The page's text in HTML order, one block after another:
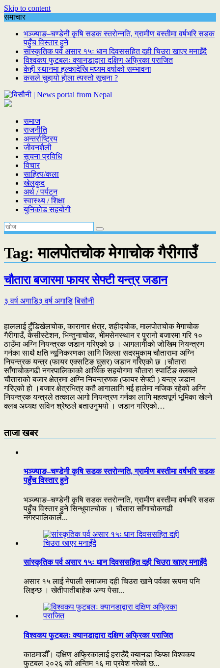
Skip to content
समाचार
भञ्ज्याङ–चण्डेनी कृषि सडक स्तरोन्नति, ग्रामीण बस्तीमा वर्षभरि सडक
पहुँच विस्तार हुने
सांस्कृतिक पर्व असार १५ः धान दिवससहित दही चिउरा खाएर मनाइँदै
विश्वकप फुटबलः क्यानडाद्वारा दक्षिण अफ्रिका पराजित
केही स्थानमा हल्कादेखि मध्यम वर्षाको सम्भावना
कसले चुहायो होला त्यस्तो सूचना ?
समाज
राजनीति
अन्तर्राष्ट्रिय
जीवनशैली
सूचना प्रविधि
विचार
साहित्य/कला
खेलकुद
अर्थ / पर्यटन
स्वास्थ्य / शिक्षा
युनिकोड सहयोगी
Tag:मालपोतचोक मेगाचोक गैरीगाउँ
चौतारा बजारमा फायर सेफ्टी यन्त्र जडान
३ वर्ष अगाडि३ वर्ष अगाडि बिसौनी
हाललाई टुँडिखेलचोक, कारागार क्षेत्र, शहीदचोक, मालपोतचोक मेगाचोक
गैरीगाउँ, केसीस्टेशन, भिन्तुनाचोक, भीमसेनस्थान र पुरानो बजारमा गरि १०
ठाउँमा अग्नि नियन्त्रक जडान गरिएको छ । आगलागीको जोखिम नियन्त्रण
गर्नका साथै क्षति न्यूनिकरणका लागि जिल्ला सदरमुकाम चौतारामा अग्नि
नियन्त्रक यन्त्र (फायर एक्सटिङ घुसर) जडान गरिएको छ ।चौतारा
साँगाचोकगढी नगरपालिकाको आर्थिक सहयोगमा चौतारा स्पार्टिङ क्लबले
चौताराको बजार क्षेत्रमा अग्नि नियन्त्रणक (फायर सेफ्टी ) यन्त्र जडान
गरिएको हो ।बजार क्षेत्रभित्र कतै आगालागि भई हालेमा नजिक रहेको अग्नि
नियन्त्रक यन्त्रले तत्काल आगो नियन्त्रण गर्नका लागि महत्वपूर्ण भूमिका खेल्ने
क्लब अध्यक्ष सविन श्रेष्ठले बताउनुभयो । जडान गरिएको…
ताजा खबर
भञ्ज्याङ–चण्डेनी कृषि सडक स्तरोन्नति, ग्रामीण बस्तीमा वर्षभरि सडक
पहुँच विस्तार हुने
भञ्ज्याङ–चण्डेनी कृषि सडक स्तरोन्नति, ग्रामीण बस्तीमा वर्षभरि सडक
पहुँच विस्तार हुने सिन्धुपाल्चोक । चौतारा साँगाचोकगढी
नगरपालिकाले...
सांस्कृतिक पर्व असार १५ः धान दिवससहित दही चिउरा खाएर मनाइँदै
असार १५ लाई नेपाली समाजमा दही चिउरा खाने पर्वका रूपमा पनि
लिइन्छ । खेतीपातीबाहेक अन्य पेसा...
विश्वकप फुटबलः क्यानडाद्वारा दक्षिण अफ्रिका पराजित
काठमाडौँ। दक्षिण अफ्रिकालाई हराउँदै क्यानडा फिफा विश्वकप
फुटबल २०२६ को अन्तिम १६ मा प्रवेश गरेको छ...